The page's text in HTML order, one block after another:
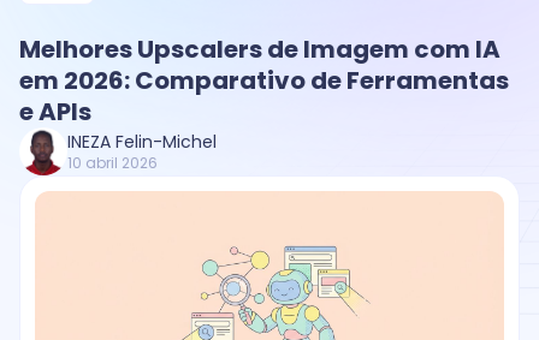
Melhores Upscalers de Imagem com IA
em 2026: Comparativo de Ferramentas
e APIs
INEZA Felin-Michel
10 abril 2026